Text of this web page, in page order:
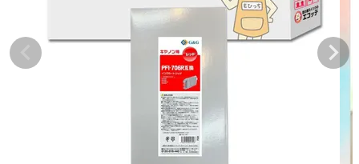
互換インクボトル
互換インクカートリッジ